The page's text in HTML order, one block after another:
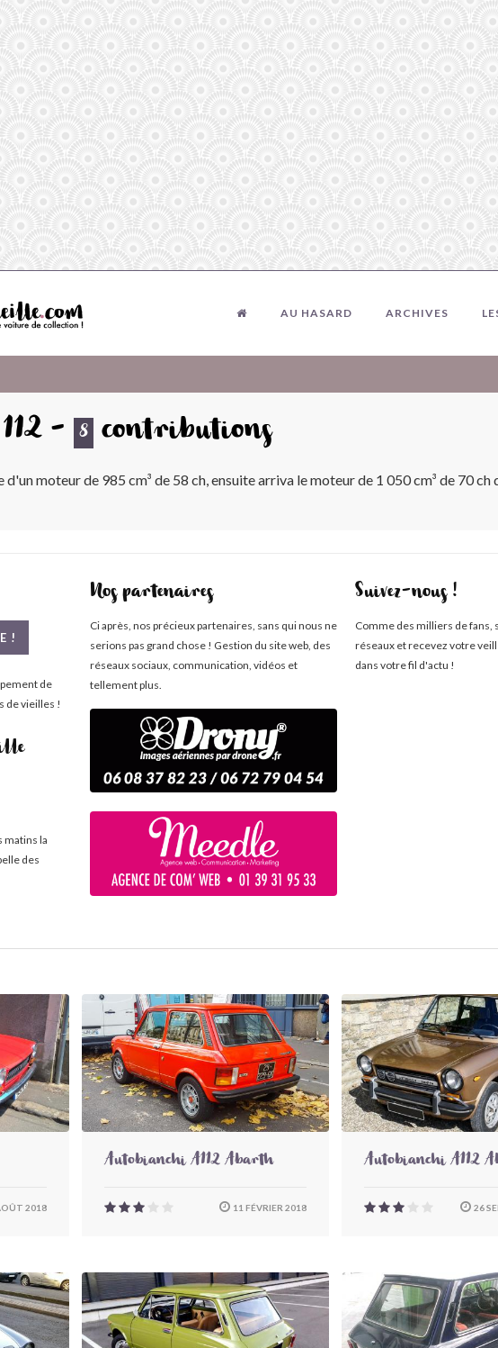
AU HASARD ARCHIVES
- 8 contributions
d'un moteur de 985 cm³ de 58 ch, ensuite arriva le moteur de 1 050 cm³ de 70
!
de
de vieilles !
matins la
des
Nos partenaires
Ci après, nos précieux partenaires, sans qui nous ne
serions pas grand chose ! Gestion du site web, des
réseaux sociaux, communication, vidéos et
tellement plus.
Suivez-nous !
Comme des milliers de fans,
réseaux et recevez votre
dans votre fil d'actu !
2018
Autobianchi A112 Abarth
11 FÉVRIER 2018
Autobianchi A112
26